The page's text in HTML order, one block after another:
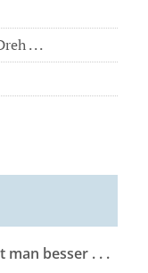
. . .
man besser . . .